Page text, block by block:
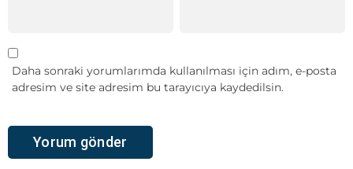
Daha sonraki yorumlarımda kullanılması için adım, e-posta
adresim ve site adresim bu tarayıcıya kaydedilsin.